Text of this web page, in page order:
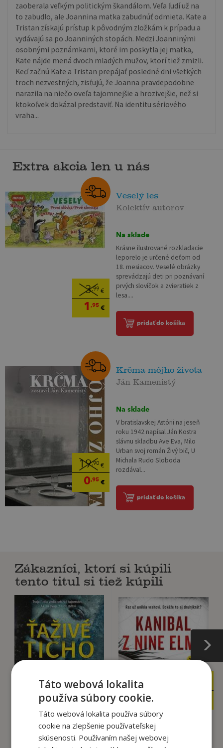
zaoberala veľkým politickým škandálom. Veľa ľudí už na
to zabudlo, ale Joannina matka zabudnúť odmieta. Kate a
Tristan získajú prístup k pôvodným zložkám k prípadu a
vydávajú sa po Joanniných stopách. Medzi Joanninými
osobnými poznámkami, ktoré im poskytla jej matka,
Kate nájde mená dvoch mladých mužov, ktorí tiež zmizli.
Keď začnú Kate a Tristan prepájať posledné dni všetkých
troch nezvestných, zisťujú, že Joanna pravdepodobne
narazila na niečo oveľa tajomnejšie a hrozivejšie, než si
ktokoľvek dokázal predstaviť. Na identitu sériového
vraha...
Extra akcia len u nás
3,99 €
1 ,95€
Veselý les
Kolektív autorov
Na sklade
Krásne ilustrované rozkladacie
leporelo je určené deťom od
18. mesiacov. Veselé obrázky
sprevádzajú deti pri poznávaní
prvých slovíčok a zvieratiek z
lesa....
pridať do košíka
19,90€
0,95€
Krčma môjho života
Ján Kamenistý
Na sklade
V bratislavskej Astórii na jeseň
roku 1942 napísal Ján Kostra
slávnu skladbu Ave Eva, Milo
Urban svoj román Živý bič, U
Michala Rudo Sloboda
rozdával...
pridať do košíka
Zákazníci, ktorí si kúpili
tento titul si tiež kúpili
21 ,49€
18,27€
Ťaživé ticho Kanibal z Nine Elms
Táto webová lokalita
používa súbory cookie.
Táto webová lokalita používa súbory
cookie na zlepšenie používateľskej
skúsenosti. Používaním našej webovej